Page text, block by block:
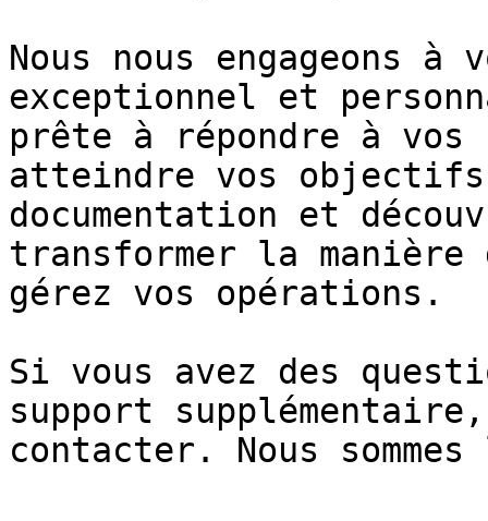
Nous nous engageons
exceptionnel et
prête à répondre à
atteindre vos
documentation et
transformer la manière
gérez vos opérations.
Si vous avez des
support
contacter. Nous